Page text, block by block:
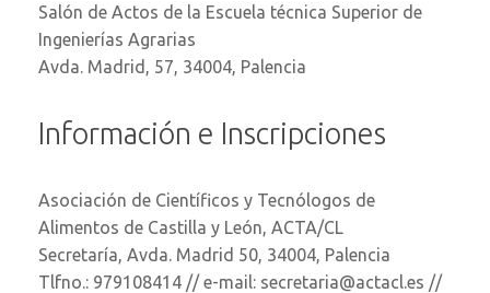
Salón de Actos de la Escuela técnica Superior de
Ingenierías Agrarias
Avda. Madrid, 57, 34004, Palencia
Información e Inscripciones
Asociación de Científicos y Tecnólogos de
Alimentos de Castilla y León, ACTA/CL
Secretaría, Avda. Madrid 50, 34004, Palencia
Tlfno.: 979108414 // e-mail: secretaria@actacl.es //